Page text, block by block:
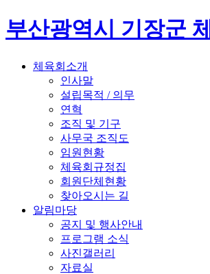
부산광역시 기장군
체육회소개
인사말
설립목적 / 의무
연혁
조직 및 기구
사무국 조직도
임원현황
체육회규정집
회원단체현황
찾아오시는 길
알림마당
공지 및 행사안내
프로그램 소식
사진갤러리
자료실